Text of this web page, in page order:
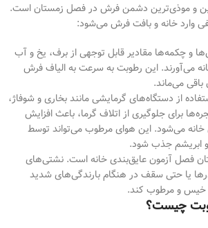
و موذی‌ترین دشمن فرش در فصل زمستان است.
وارد خانه و بافت فرش می‌شود:
و چکمه‌ها مقادیر قابل توجهی از برف، یخ و آب
می‌آورند. این رطوبت به سرعت به الیاف فرش
می‌ماند.
از دستگاه‌های گرمایشی مانند بخاری و شوفاژ،
برای جلوگیری از اتلاف گرما، باعث افزایش
می‌شود. این هوای مرطوب می‌تواند توسط
ابریشم جذب شود.
فصل آزمون عایق‌بندی خانه است. نشتی‌های
یا حتی سقف در هنگام بارندگی‌های شدید
خیس و مرطوب کند.
چیست؟